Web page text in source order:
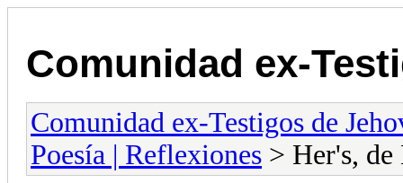
Comunidad ex-
Comunidad ex-Testigos de
Poesía | Reflexiones > Her's,